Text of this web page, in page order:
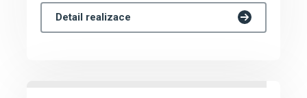
Detail realizace